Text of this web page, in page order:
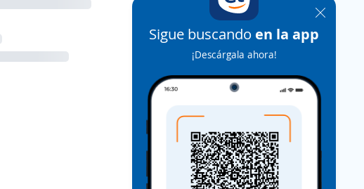
Sigue buscando en la app
¡Descárgala ahora!